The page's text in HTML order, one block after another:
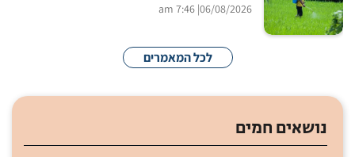
06/08/2026
| 7:46 am
לכל המאמרים
נושאים חמים